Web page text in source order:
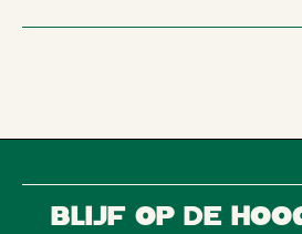
Blijf op de